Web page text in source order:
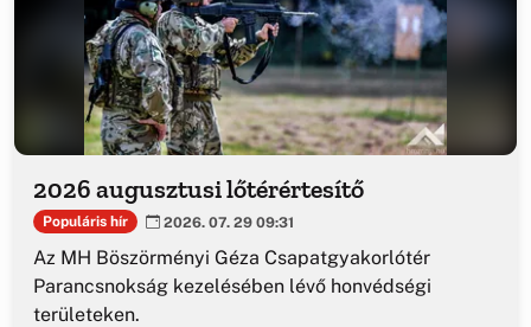
2026 augusztusi lőtérértesítő
Populáris hír 2026. 07. 29 09:31
Az MH Böszörményi Géza Csapatgyakorlótér
Parancsnokság kezelésében lévő honvédségi
területeken.